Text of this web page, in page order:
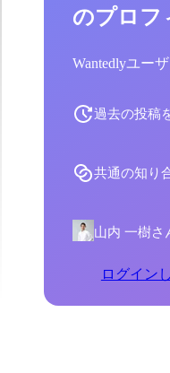
のプロフ
Wantedlyユー
過去の投稿
共通の知り
山内 一樹さ
ログイン